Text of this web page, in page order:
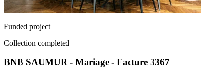
Funded project
Collection completed
BNB SAUMUR - Mariage - Facture 3367